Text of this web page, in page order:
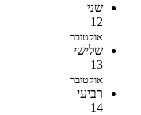
שני
12
אוקטובר
שלישי
13
אוקטובר
רביעי
14